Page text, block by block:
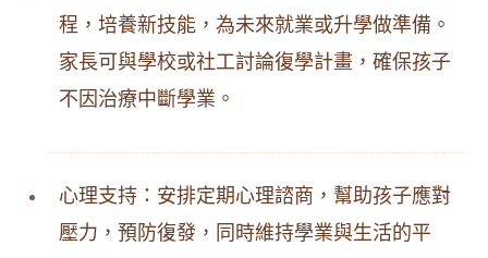
程，培養新技能，為未來就業或升學做準備。
家長可與學校或社工討論復學計畫，確保孩子
不因治療中斷學業。
心理支持：安排定期心理諮商，幫助孩子應對
壓力，預防復發，同時維持學業與生活的平